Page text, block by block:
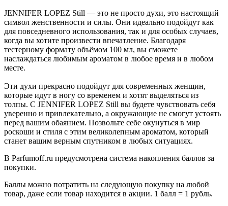
JENNIFER LOPEZ Still — это не просто духи, это настоящий
символ женственности и силы. Они идеально подойдут как
для повседневного использования, так и для особых случаев,
когда вы хотите произвести впечатление. Благодаря
тестерному формату объёмом 100 мл, вы сможете
наслаждаться любимым ароматом в любое время и в любом
месте.
Эти духи прекрасно подойдут для современных женщин,
которые идут в ногу со временем и хотят выделяться из
толпы. С JENNIFER LOPEZ Still вы будете чувствовать себя
уверенно и привлекательно, а окружающие не смогут устоять
перед вашим обаянием. Позвольте себе окунуться в мир
роскоши и стиля с этим великолепным ароматом, который
станет вашим верным спутником в любых ситуациях.
В Parfumoff.ru предусмотрена система накопления баллов за
покупки.
Баллы можно потратить на следующую покупку на любой
товар, даже если товар находится в акции. 1 балл = 1 рубль.